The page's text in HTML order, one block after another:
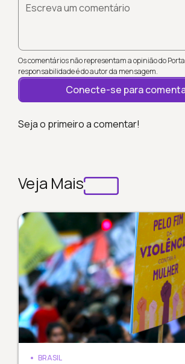
Escreva um comentário
Os comentários não representam a opinião do
responsabilidade é do autor da mensagem.
Conecte-se para
Seja o primeiro a comentar!
Veja Mais
BRASIL